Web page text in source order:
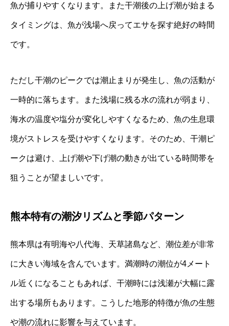
魚が捕りやすくなります。また干潮後の上げ潮が始まる
タイミングは、魚が浅場へ戻ってエサを探す絶好の時間
です。
ただし干潮のピークでは潮止まりが発生し、魚の活動が
一時的に落ちます。また浅場に残る水の流れが弱まり、
海水の温度や塩分が変化しやすくなるため、魚の生息環
境がストレスを受けやすくなります。そのため、干潮ピ
ークは避け、上げ潮や下げ潮の動きが出ている時間帯を
狙うことが望ましいです。
熊本特有の潮汐リズムと季節パターン
熊本県は有明海や八代海、天草諸島など、潮位差が非常
に大きい海域を含んでいます。満潮時の潮位が4メート
ル近くになることもあれば、干潮時には浅瀬が大幅に露
出する場所もあります。こうした地形的特徴が魚の生態
や潮の流れに影響を与えています。